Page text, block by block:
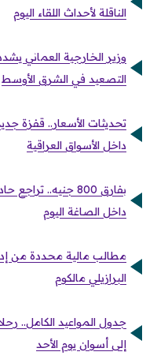
الناقلة لأحداث اللقاء اليوم
وزير الخارجية العماني
التصعيد في الشرق الأوسط
داخل الأسواق العراقية
داخل الصاغة اليوم
مطالب مالية محددة من
البرازيلي مالكوم
جدول المواعيد الكامل..
إلى أسوان يوم الأحد